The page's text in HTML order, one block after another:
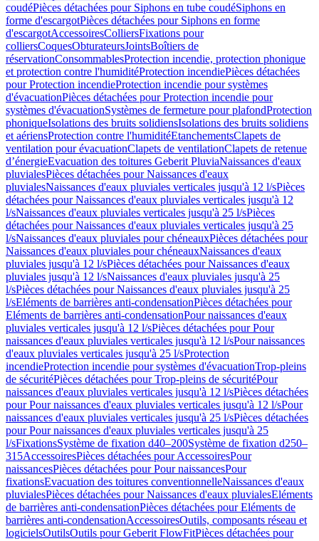
coudéPièces détachées pour Siphons en tube coudéSiphons en
forme d'escargotPièces détachées pour Siphons en forme
d'escargotAccessoiresColliersFixations pour
colliersCoquesObturateursJointsBoîtiers de
réservationConsommablesProtection incendie, protection phonique
et protection contre l'humiditéProtection incendiePièces détachées
pour Protection incendieProtection incendie pour systèmes
d'évacuationPièces détachées pour Protection incendie pour
systèmes d'évacuationSystèmes de fermeture pour plafondProtection
phoniqueIsolations des bruits solidiensIsolations des bruits solidiens
et aériensProtection contre l'humiditéEtanchementsClapets de
ventilation pour évacuationClapets de ventilationClapets de retenue
d’énergieEvacuation des toitures Geberit PluviaNaissances d'eaux
pluvialesPièces détachées pour Naissances d'eaux
pluvialesNaissances d'eaux pluviales verticales jusqu'à 12 l/sPièces
détachées pour Naissances d'eaux pluviales verticales jusqu'à 12
l/sNaissances d'eaux pluviales verticales jusqu'à 25 l/sPièces
détachées pour Naissances d'eaux pluviales verticales jusqu'à 25
l/sNaissances d'eaux pluviales pour chéneauxPièces détachées pour
Naissances d'eaux pluviales pour chéneauxNaissances d'eaux
pluviales jusqu'à 12 l/sPièces détachées pour Naissances d'eaux
pluviales jusqu'à 12 l/sNaissances d'eaux pluviales jusqu'à 25
l/sPièces détachées pour Naissances d'eaux pluviales jusqu'à 25
l/sEléments de barrières anti-condensationPièces détachées pour
Eléments de barrières anti-condensationPour naissances d'eaux
pluviales verticales jusqu'à 12 l/sPièces détachées pour Pour
naissances d'eaux pluviales verticales jusqu'à 12 l/sPour naissances
d'eaux pluviales verticales jusqu'à 25 l/sProtection
incendieProtection incendie pour systèmes d'évacuationTrop-pleins
de sécuritéPièces détachées pour Trop-pleins de sécuritéPour
naissances d'eaux pluviales verticales jusqu'à 12 l/sPièces détachées
pour Pour naissances d'eaux pluviales verticales jusqu'à 12 l/sPour
naissances d'eaux pluviales verticales jusqu'à 25 l/sPièces détachées
pour Pour naissances d'eaux pluviales verticales jusqu'à 25
l/sFixationsSystème de fixation d40–200Système de fixation d250–
315AccessoiresPièces détachées pour AccessoiresPour
naissancesPièces détachées pour Pour naissancesPour
fixationsEvacuation des toitures conventionnelleNaissances d'eaux
pluvialesPièces détachées pour Naissances d'eaux pluvialesEléments
de barrières anti-condensationPièces détachées pour Eléments de
barrières anti-condensationAccessoiresOutils, composants réseau et
logicielsOutilsOutils pour Geberit FlowFitPièces détachées pour